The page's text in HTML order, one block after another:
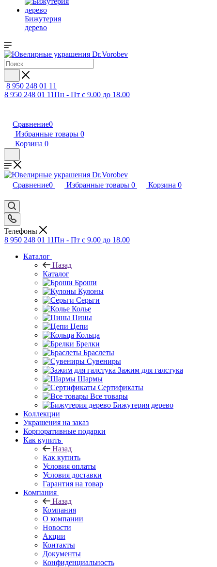
Бижутерия
дерево
8 950 248 01 11
8 950 248 01 11Пн - Пт с 9.00 до 18.00
Сравнение0
Избранные товары 0
Корзина 0
Сравнение0 Избранные товары 0 Корзина 0
Телефоны
8 950 248 01 11Пн - Пт с 9.00 до 18.00
Каталог
Назад
Каталог
Броши
Кулоны
Серьги
Колье
Пины
Цепи
Кольца
Брелки
Браслеты
Сувениры
Зажим для галстука
Шармы
Сертификаты
Все товары
Бижутерия дерево
Коллекции
Украшения на заказ
Корпоративные подарки
Как купить
Назад
Как купить
Условия оплаты
Условия доставки
Гарантия на товар
Компания
Назад
Компания
О компании
Новости
Акции
Контакты
Документы
Конфиденциальность